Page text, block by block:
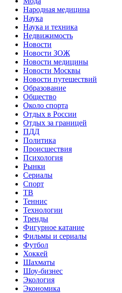
Народная медицина
Наука
Наука и техника
Недвижимость
Новости
Новости ЗОЖ
Новости медицины
Новости Москвы
Новости путешествий
Образование
Общество
Около спорта
Отдых в России
Отдых за границей
ПДД
Политика
Происшествия
Психология
Рынки
Сериалы
Спорт
ТВ
Теннис
Технологии
Тренды
Фигурное катание
Фильмы и сериалы
Футбол
Хоккей
Шахматы
Шоу-бизнес
Экология
Экономика